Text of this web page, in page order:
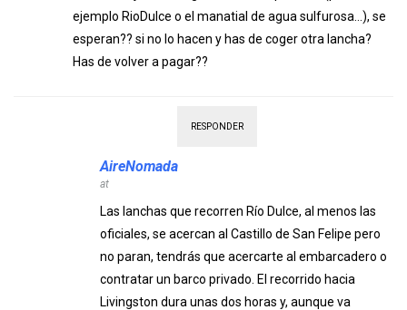
ejemplo RioDulce o el manatial de agua sulfurosa…), se
esperan?? si no lo hacen y has de coger otra lancha?
Has de volver a pagar??
RESPONDER
AireNomada
at
Las lanchas que recorren Río Dulce, al menos las
oficiales, se acercan al Castillo de San Felipe pero
no paran, tendrás que acercarte al embarcadero o
contratar un barco privado. El recorrido hacia
Livingston dura unas dos horas y, aunque va